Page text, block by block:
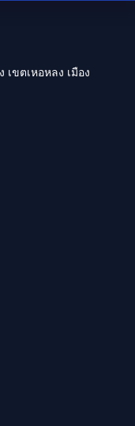
เขตเหอหลง เมือง